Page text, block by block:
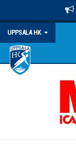
UPPSALA HK
HEM